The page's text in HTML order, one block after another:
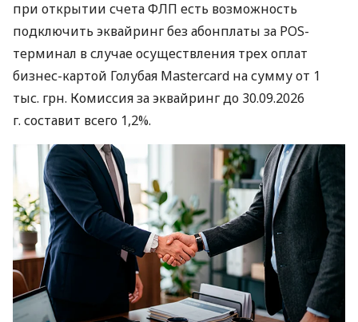
при открытии счета ФЛП есть возможность
подключить эквайринг без абонплаты за POS-
терминал в случае осуществления трех оплат
бизнес-картой Голубая Mastercard на сумму от 1
тыс. грн. Комиссия за эквайринг до 30.09.2026
г. составит всего 1,2%.